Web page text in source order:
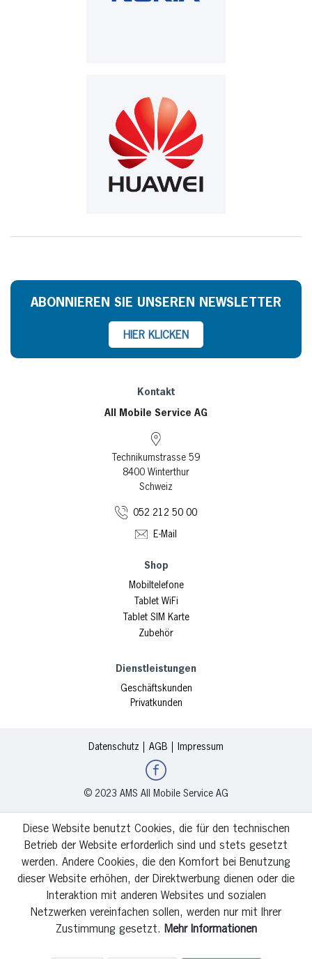
ABONNIEREN SIE UNSEREN NEWSLETTER
HIER KLICKEN
Kontakt
All Mobile Service AG
Technikumstrasse 59
8400 Winterthur
Schweiz
052 212 50 00
E-Mail
Shop
Mobiltelefone
Tablet WiFi
Tablet SIM Karte
Zubehör
Dienstleistungen
Geschäftskunden
Privatkunden
Datenschutz AGB Impressum
© 2023 AMS All Mobile Service AG
Diese Website benutzt Cookies, die für den technischen
Betrieb der Website erforderlich sind und stets gesetzt
werden. Andere Cookies, die den Komfort bei Benutzung
dieser Website erhöhen, der Direktwerbung dienen oder die
Interaktion mit anderen Websites und sozialen
Netzwerken vereinfachen sollen, werden nur mit Ihrer
Zustimmung gesetzt. Mehr Informationen